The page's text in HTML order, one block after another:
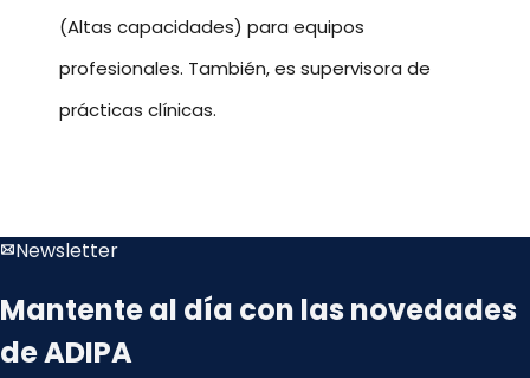
(Altas capacidades) para equipos
profesionales. También, es supervisora de
prácticas clínicas.